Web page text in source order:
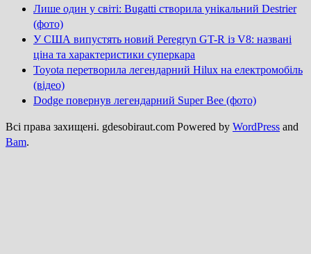
Лише один у світі: Bugatti створила унікальний Destrier
(фото)
У США випустять новий Peregryn GT-R із V8: названі
ціна та характеристики суперкара
Toyota перетворила легендарний Hilux на електромобіль
(відео)
Dodge повернув легендарний Super Bee (фото)
Всі права захищені. gdesobiraut.com Powered by WordPress and
Bam.